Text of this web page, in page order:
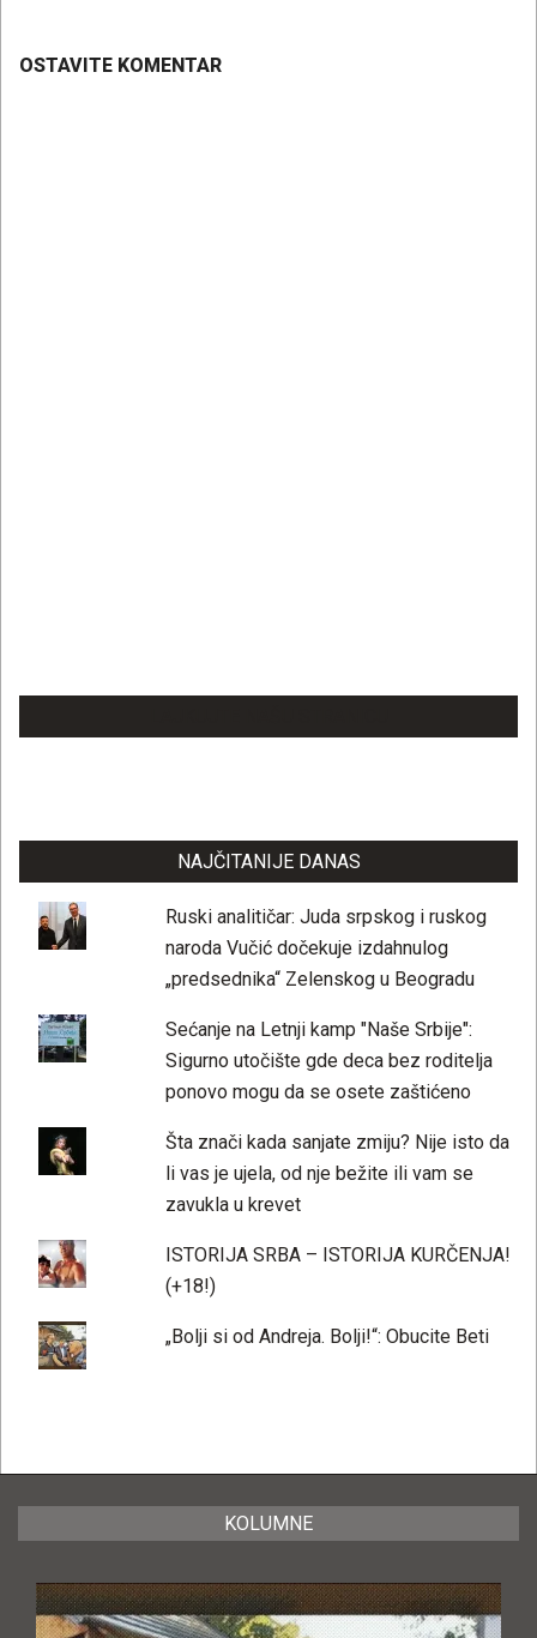
OSTAVITE KOMENTAR
NAJČITANIJE DANAS
Ruski analitičar: Juda srpskog i ruskog
naroda Vučić dočekuje izdahnulog
„predsednika“ Zelenskog u Beogradu
Sećanje na Letnji kamp "Naše Srbije":
Sigurno utočište gde deca bez roditelja
ponovo mogu da se osete zaštićeno
Šta znači kada sanjate zmiju? Nije isto da
li vas je ujela, od nje bežite ili vam se
zavukla u krevet
ISTORIJA SRBA – ISTORIJA KURČENJA!
(+18!)
„Bolji si od Andreja. Bolji!“: Obucite Beti
KOLUMNE